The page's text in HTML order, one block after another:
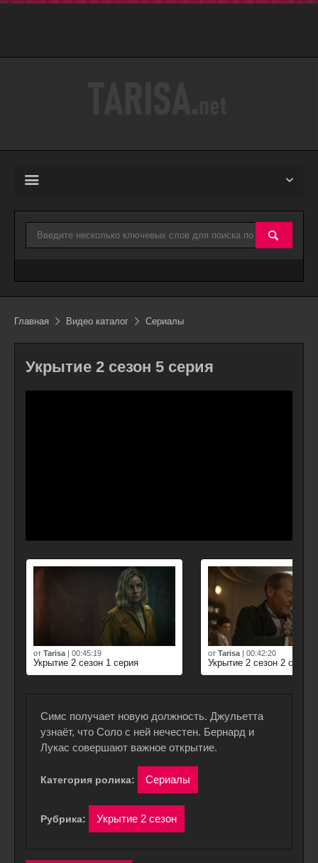
Главная Видео каталог Сериалы
Укрытие 2 сезон 5 серия
от Tarisa | 00:45:19
Укрытие 2 сезон 1 серия
от Tarisa | 00:42:20
Укрытие 2 сезон 2 серия
Симс получает новую должность. Джульетта
узнаёт, что Соло с ней нечестен. Бернард и
Лукас совершают важное открытие.
Категория ролика: Сериалы
Рубрика: Укрытие 2 сезон